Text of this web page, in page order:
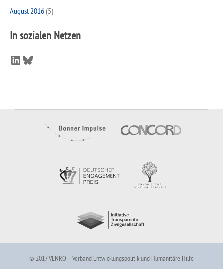
August 2016(5)
In sozialen Netzen
LinkedIn
Bluesky
© 2017 VENRO – Verband Entwicklungspolitik und Humanitäre Hilfe